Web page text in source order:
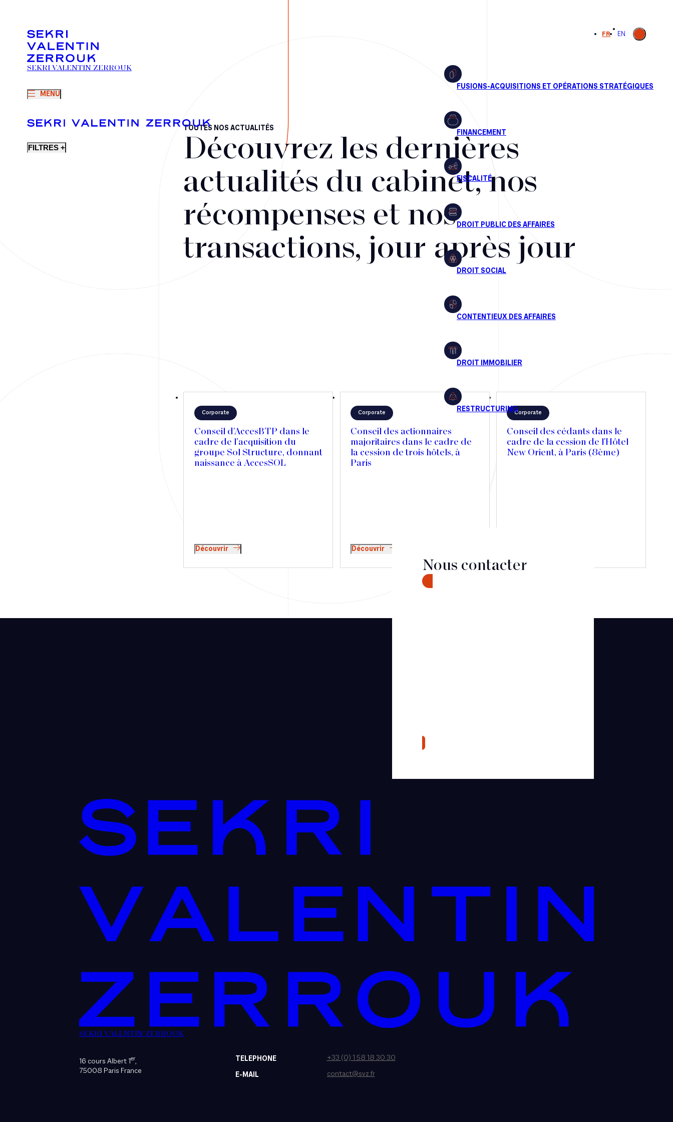
MENU
SEKRI VALENTIN ZERROUK
FR EN
Ouvrir la
recherche
FILTRES +
TOUTES NOS ACTUALITÉS
Découvrez les dernières
actualités du cabinet, nos
récompenses et nos
transactions, jour après jour
Corporate
Conseil d'AccesBTP dans le
cadre de l’acquisition du
groupe Sol Structure, donnant
naissance à AccesSOL
Découvrir
Corporate
Conseil des actionnaires
majoritaires dans le cadre de
la cession de trois hôtels, à
Paris
Découvrir
Corporate
Conseil des cédants dans le
cadre de la cession de l'Hôtel
New Orient, à Paris (8ème)
Nous contacter
CONTACT
SEKRI VALENTIN ZERROUK
16 cours Albert 1er,
75008 Paris France
TELEPHONE +33 (0) 1 58 18 30 30
E-MAIL contact@svz.fr